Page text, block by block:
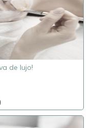
de lujo!